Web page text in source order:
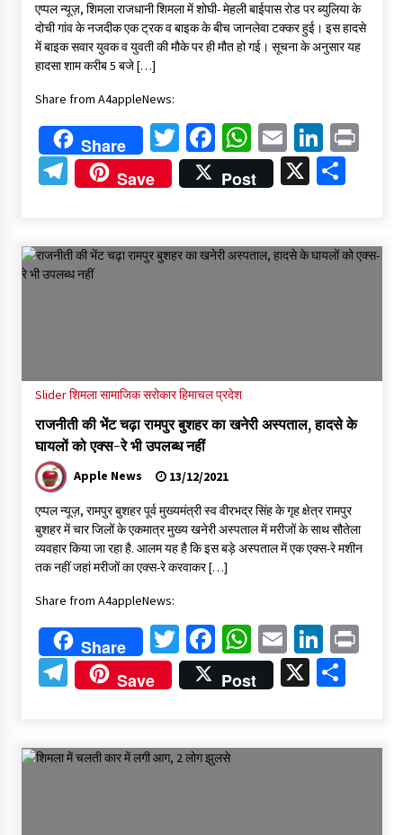
एप्पल न्यूज़, शिमला राजधानी शिमला में शोघी- मेहली बाईपास रोड पर ब्युलिया के
दोची गांव के नजदीक एक ट्रक व बाइक के बीच जानलेवा टक्कर हुई। इस हादसे
में बाइक सवार युवक व युवती की मौके पर ही मौत हो गई। सूचना के अनुसार यह
हादसा शाम करीब 5 बजे […]
Share from A4appleNews:
Share Twitter
Facebook
WhatsApp
Email
Telegram
Save Post X
Sliderशिमलासामाजिक सरोकारहिमाचल प्रदेश
राजनीती की भेंट चढ़ा रामपुर बुशहर का खनेरी अस्पताल, हादसे के
घायलों को एक्स-रे भी उपलब्ध नहीं
Apple News 13/12/2021
एप्पल न्यूज़, रामपुर बुशहर पूर्व मुख्यमंत्री स्व वीरभद्र सिंह के गृह क्षेत्र रामपुर
बुशहर में चार जिलों के एकमात्र मुख्य खनेरी अस्पताल में मरीजों के साथ सौतेला
व्यवहार किया जा रहा है. आलम यह है कि इस बड़े अस्पताल में एक एक्स-रे मशीन
तक नहीं जहां मरीजों का एक्स-रे करवाकर […]
Share from A4appleNews:
Share Twitter
Facebook
WhatsApp
Email
Telegram
Save Post X